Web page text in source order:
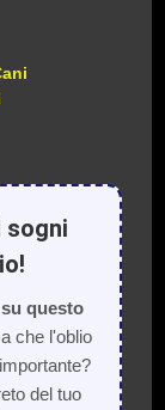
sogni
questo
che l'oblio
del tuo